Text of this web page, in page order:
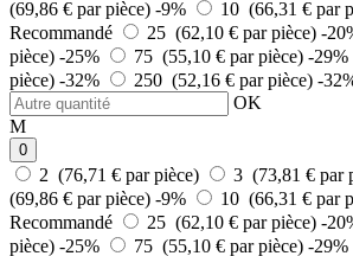
(69,86 € par pièce) -9% 10 (66,31 € par
Recommandé
25 (62,10 € par pièce) -
pièce) -25% 75 (55,10 € par pièce) -29%
pièce) -32% 250 (52,16 € par pièce) -
OK
M
0
2 (76,71 € par pièce) 3 (73,81 € par
(69,86 € par pièce) -9% 10 (66,31 € par
Recommandé
25 (62,10 € par pièce) -
pièce) -25% 75 (55,10 € par pièce) -29%